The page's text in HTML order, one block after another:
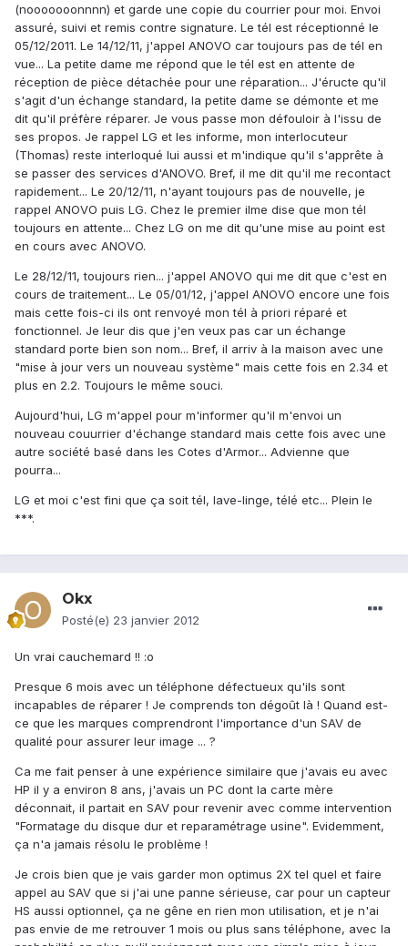
(nooooooonnnn) et garde une copie du courrier pour moi. Envoi
assuré, suivi et remis contre signature. Le tél est réceptionné le
05/12/2011. Le 14/12/11, j'appel ANOVO car toujours pas de tél en
vue... La petite dame me répond que le tél est en attente de
réception de pièce détachée pour une réparation... J'éructe qu'il
s'agit d'un échange standard, la petite dame se démonte et me
dit qu'il préfère réparer. Je vous passe mon défouloir à l'issu de
ses propos. Je rappel LG et les informe, mon interlocuteur
(Thomas) reste interloqué lui aussi et m'indique qu'il s'apprête à
se passer des services d'ANOVO. Bref, il me dit qu'il me recontact
rapidement... Le 20/12/11, n'ayant toujours pas de nouvelle, je
rappel ANOVO puis LG. Chez le premier ilme dise que mon tél
toujours en attente... Chez LG on me dit qu'une mise au point est
en cours avec ANOVO.
Le 28/12/11, toujours rien... j'appel ANOVO qui me dit que c'est en
cours de traitement... Le 05/01/12, j'appel ANOVO encore une fois
mais cette fois-ci ils ont renvoyé mon tél à priori réparé et
fonctionnel. Je leur dis que j'en veux pas car un échange
standard porte bien son nom... Bref, il arriv à la maison avec une
"mise à jour vers un nouveau système" mais cette fois en 2.34 et
plus en 2.2. Toujours le même souci.
Aujourd'hui, LG m'appel pour m'informer qu'il m'envoi un
nouveau couurrier d'échange standard mais cette fois avec une
autre société basé dans les Cotes d'Armor... Advienne que
pourra...
LG et moi c'est fini que ça soit tél, lave-linge, télé etc... Plein le
***.
Okx
Posté(e) 23 janvier 2012
Un vrai cauchemard !! :o
Presque 6 mois avec un téléphone défectueux qu'ils sont
incapables de réparer ! Je comprends ton dégoût là ! Quand est-
ce que les marques comprendront l'importance d'un SAV de
qualité pour assurer leur image ... ?
Ca me fait penser à une expérience similaire que j'avais eu avec
HP il y a environ 8 ans, j'avais un PC dont la carte mère
déconnait, il partait en SAV pour revenir avec comme intervention
"Formatage du disque dur et reparamétrage usine". Evidemment,
ça n'a jamais résolu le problème !
Je crois bien que je vais garder mon optimus 2X tel quel et faire
appel au SAV que si j'ai une panne sérieuse, car pour un capteur
HS aussi optionnel, ça ne gêne en rien mon utilisation, et je n'ai
pas envie de me retrouver 1 mois ou plus sans téléphone, avec la